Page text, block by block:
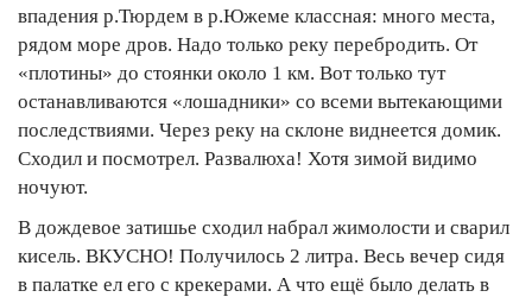
впадения р.Тюрдем в р.Южеме классная: много места,
рядом море дров. Надо только реку перебродить. От
«плотины» до стоянки около 1 км. Вот только тут
останавливаются «лошадники» со всеми вытекающими
последствиями. Через реку на склоне виднеется домик.
Сходил и посмотрел. Развалюха! Хотя зимой видимо
ночуют.
В дождевое затишье сходил набрал жимолости и сварил
кисель. ВКУСНО! Получилось 2 литра. Весь вечер сидя
в палатке ел его с крекерами. А что ещё было делать в